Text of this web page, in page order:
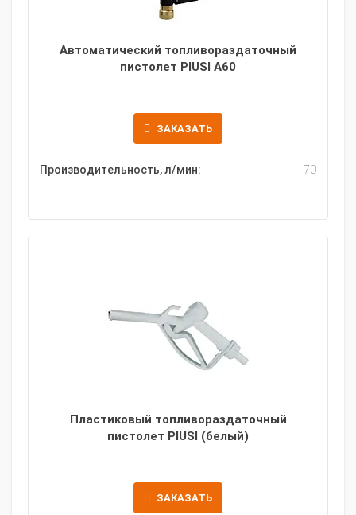
Автоматический топливораздаточный
пистолет PIUSI A60
ЗАКАЗАТЬ
Производительность, л/мин: 70
Пластиковый топливораздаточный
пистолет PIUSI (белый)
ЗАКАЗАТЬ